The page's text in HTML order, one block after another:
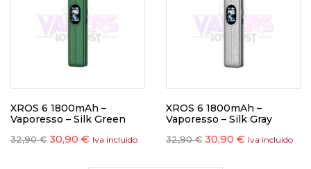
XROS 6 1800mAh –
Vaporesso – Silk Green
32,90€ 30,90 € Iva incluido
XROS 6 1800mAh –
Vaporesso – Silk Gray
32,90€ 30,90 € Iva incluido